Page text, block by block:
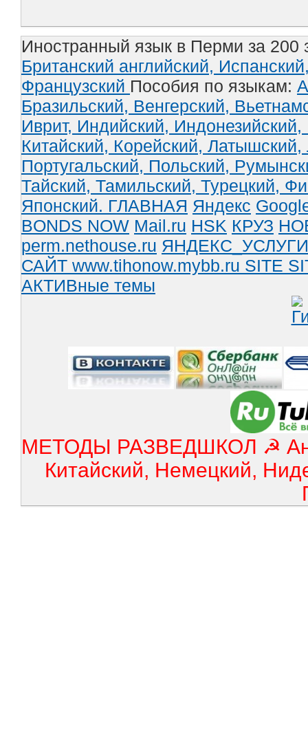
Иностранный язык в Перми за 200
Британский английский,
Французский Пособия по языкам:
Бразильский, Венгерский,
Иврит, Индийский, Индонезийский,
Китайский, Корейский, Латышский,
Португальский, Польский,
Тайский, Тамильский, Турецкий,
Японский. ГЛАВНАЯ Яндекс
BONDS NOW Mail.ru HSK КРУЗ
perm.nethouse.ru ЯНДЕКС_УСЛУГИ
САЙТ www.tihonow.mybb.ru SITE
АКТИВные темы
МЕТОДЫ РАЗВЕДШКОЛ ☭
Китайский, Немецкий,